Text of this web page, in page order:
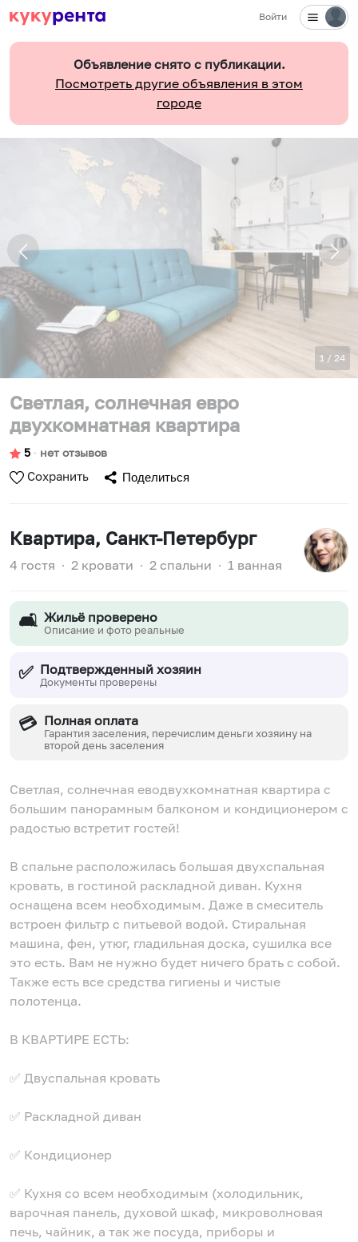
Войти
Объявление снято с публикации.
Посмотреть другие объявления в этом
городе
1 / 24
Светлая, солнечная евро
двухкомнатная квартира
5 ∙ нет отзывов
Сохранить Поделиться
Квартира, Санкт-Петербург
4 гостя ∙ 2 кровати ∙ 2 спальни ∙ 1 ванная
🛋️ Жильё проверено
Описание и фото реальные
✅ Подтвержденный хозяин
Документы проверены
💳 Полная оплата
Гарантия заселения, перечислим деньги хозяину на
второй день заселения
Светлая, солнечная еводвухкомнатная квартира с
большим панорамным балконом и кондиционером с
радостью встретит гостей!
В спальне расположилась большая двухспальная
кровать, в гостиной раскладной диван. Кухня
оснащена всем необходимым. Даже в смеситель
встроен фильтр с питьевой водой. Стиральная
машина, фен, утюг, гладильная доска, сушилка все
это есть. Вам не нужно будет ничего брать с собой.
Также есть все средства гигиены и чистые
полотенца.
В КВАРТИРЕ ЕСТЬ:
✅ Двуспальная кровать
✅ Раскладной диван
✅ Кондиционер
✅ Кухня со всем необходимым (холодильник,
варочная панель, духовой шкаф, микроволновая
печь, чайник, а так же посуда, приборы и